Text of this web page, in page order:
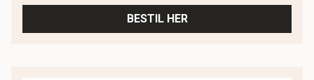
BESTIL HER